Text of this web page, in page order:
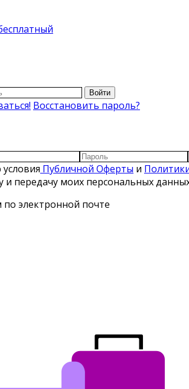
Войти
Восстановить пароль?
Публичной Оферты и
и передачу моих персональных
электронной почте